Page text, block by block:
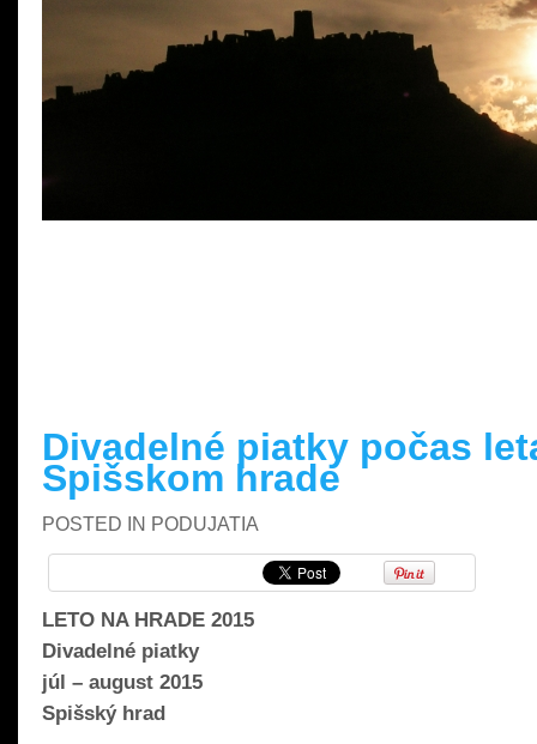
Divadelné piatky počas
Spišskom hrade
POSTED IN PODUJATIA
LETO NA HRADE 2015
Divadelné piatky
júl – august 2015
Spišský hrad